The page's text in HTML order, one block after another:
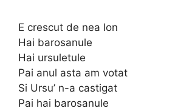
E crescut de nea Ion
Hai barosanule
Hai ursuletule
Pai anul asta am votat
Si Ursu’ n-a castigat
Pai hai barosanule